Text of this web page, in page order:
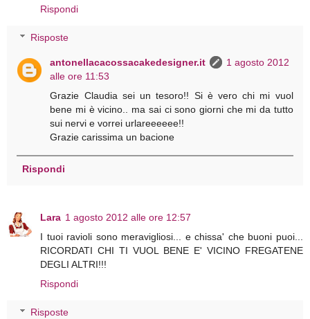
Rispondi
Risposte
antonellacacossacakedesigner.it
1 agosto 2012
alle ore 11:53
Grazie Claudia sei un tesoro!! Si è vero chi mi vuol
bene mi è vicino.. ma sai ci sono giorni che mi da tutto
sui nervi e vorrei urlareeeeee!!
Grazie carissima un bacione
Rispondi
Lara 1 agosto 2012 alle ore 12:57
I tuoi ravioli sono meravigliosi... e chissa' che buoni puoi...
RICORDATI CHI TI VUOL BENE E' VICINO FREGATENE
DEGLI ALTRI!!!
Rispondi
Risposte